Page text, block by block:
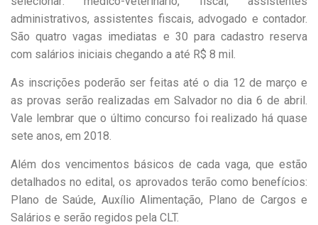
administrativos, assistentes fiscais, advogado e contador.
São quatro vagas imediatas e 30 para cadastro reserva
com salários iniciais chegando a até R$ 8 mil.
As inscrições poderão ser feitas até o dia 12 de março e
as provas serão realizadas em Salvador no dia 6 de abril.
Vale lembrar que o último concurso foi realizado há quase
sete anos, em 2018.
Além dos vencimentos básicos de cada vaga, que estão
detalhados no edital, os aprovados terão como benefícios:
Plano de Saúde, Auxílio Alimentação, Plano de Cargos e
Salários e serão regidos pela CLT.